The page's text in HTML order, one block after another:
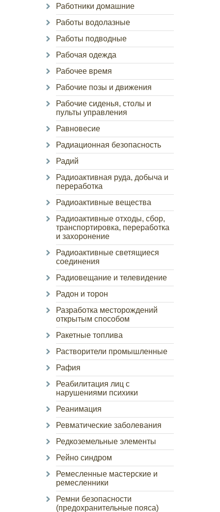
Работники домашние
Работы водолазные
Работы подводные
Рабочая одежда
Рабочее время
Рабочие позы и движения
Рабочие сиденья, столы и
пульты управления
Равновесие
Радиационная безопасность
Радий
Радиоактивная руда, добыча и
переработка
Радиоактивные вещества
Радиоактивные отходы, сбор,
транспортировка, переработка
и захоронение
Радиоактивные светящиеся
соединения
Радиовещание и телевидение
Радон и торон
Разработка месторождений
открытым способом
Ракетные топлива
Растворители промышленные
Рафия
Реабилитация лиц с
нарушениями психики
Реанимация
Ревматические заболевания
Редкоземельные элементы
Рейно синдром
Ремесленные мастерские и
ремесленники
Ремни безопасности
(предохранительные пояса)